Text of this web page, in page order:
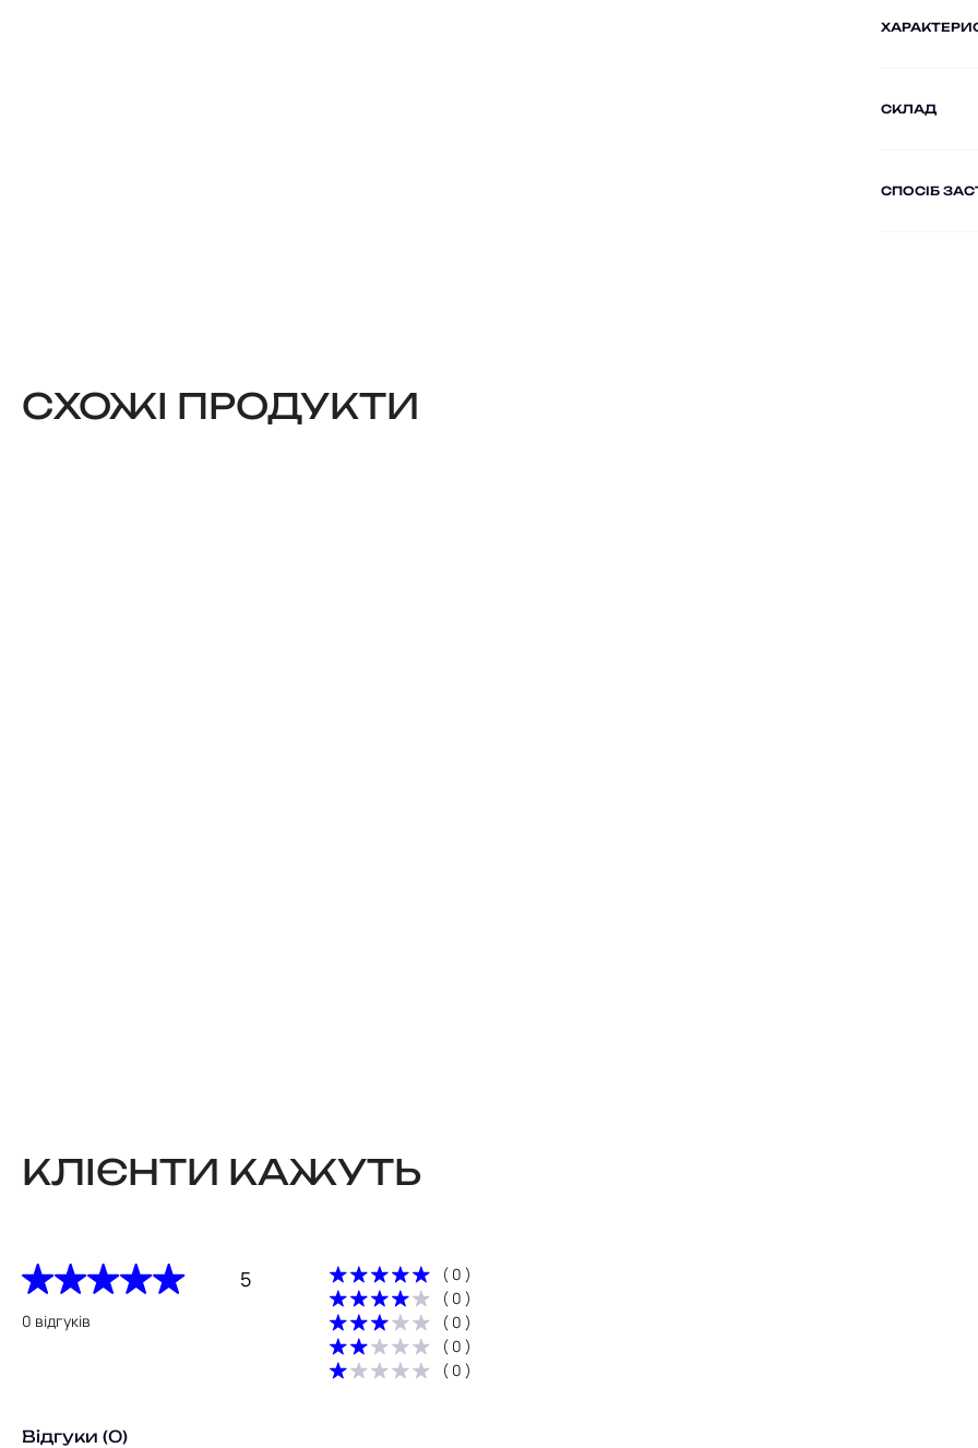
СКЛАД
СПОСІБ
CХОЖІ ПРОДУКТИ
КЛІЄНТИ КАЖУТЬ
5
0 відгуків
( 0 )
( 0 )
( 0 )
( 0 )
( 0 )
Відгуки (0)